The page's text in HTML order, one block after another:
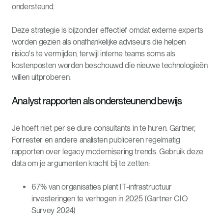
ondersteund.
Deze strategie is bijzonder effectief omdat externe experts
worden gezien als onafhankelijke adviseurs die helpen
risico's te vermijden, terwijl interne teams soms als
kostenposten worden beschouwd die nieuwe technologieën
willen uitproberen.
Analyst rapporten als ondersteunend bewijs
Je hoeft niet per se dure consultants in te huren. Gartner,
Forrester en andere analisten publiceren regelmatig
rapporten over legacy modernisering trends. Gebruik deze
data om je argumenten kracht bij te zetten:
67% van organisaties plant IT-infrastructuur
investeringen te verhogen in 2025 (Gartner CIO
Survey 2024)